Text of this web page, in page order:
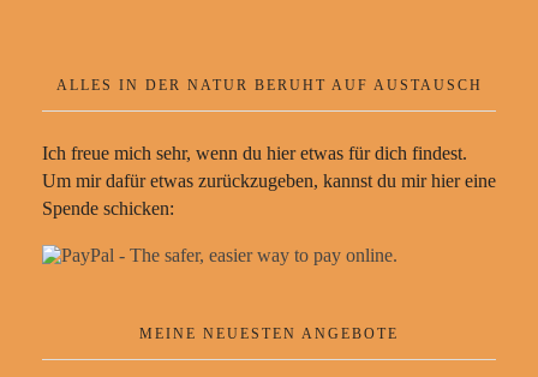
ALLES IN DER NATUR BERUHT AUF AUSTAUSCH
Ich freue mich sehr, wenn du hier etwas für dich findest.
Um mir dafür etwas zurückzugeben, kannst du mir hier eine
Spende schicken:
MEINE NEUESTEN ANGEBOTE